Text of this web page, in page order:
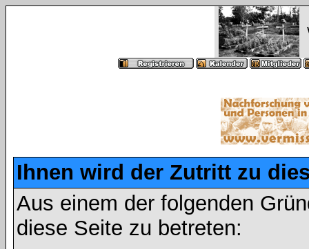
Ihnen wird der Zutritt zu
Aus einem der folgenden
diese Seite zu betreten: